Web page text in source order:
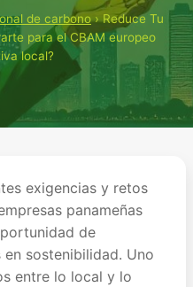
de carbono›Reduce Tu
para el CBAM europeo
local?
exigencias y retos
panameñas
de
sostenibilidad. Uno
entre lo local y lo